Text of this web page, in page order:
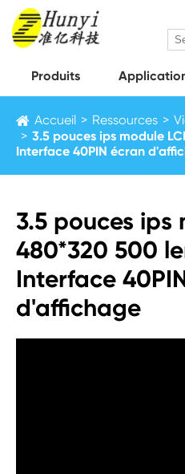
Produits
Accueil Ressources
3.5 pouces ips module
Interface 40PIN écran
3.5 pouces ips
480*320 500
Interface
d'affichage